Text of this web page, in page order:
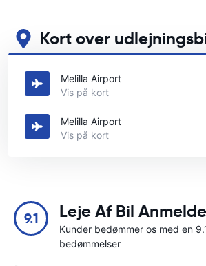
Kort over
Se vores vigtigste biludlejningssteder i
Melilla Airport
Vis på kort
Melilla Airport
Vis på kort
9.1 Leje Af Bil
Kunder bedømmer os med en
bedømmelser